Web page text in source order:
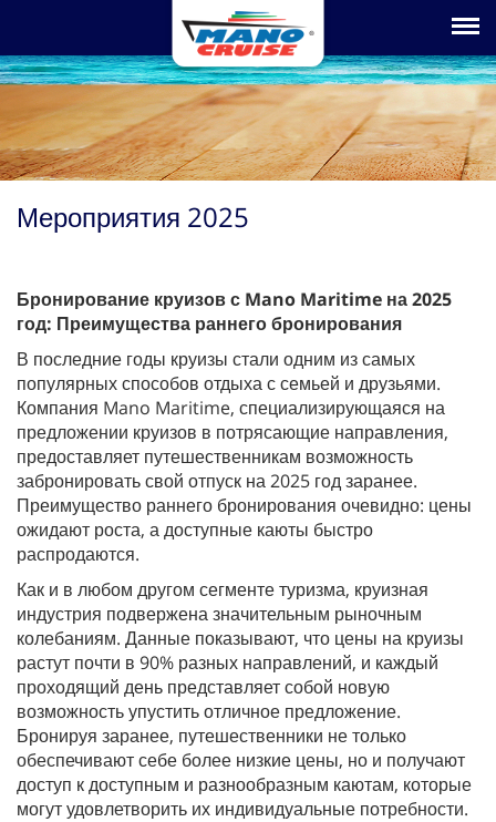
Toggle
Мероприятия 2025
Бронирование круизов с Mano Maritime на 2025
год: Преимущества раннего бронирования
В последние годы круизы стали одним из самых
популярных способов отдыха с семьей и друзьями.
Компания Mano Maritime, специализирующаяся на
предложении круизов в потрясающие направления,
предоставляет путешественникам возможность
забронировать свой отпуск на 2025 год заранее.
Преимущество раннего бронирования очевидно: цены
ожидают роста, а доступные каюты быстро
распродаются.
Как и в любом другом сегменте туризма, круизная
индустрия подвержена значительным рыночным
колебаниям. Данные показывают, что цены на круизы
растут почти в 90% разных направлений, и каждый
проходящий день представляет собой новую
возможность упустить отличное предложение.
Бронируя заранее, путешественники не только
обеспечивают себе более низкие цены, но и получают
доступ к доступным и разнообразным каютам, которые
могут удовлетворить их индивидуальные потребности.